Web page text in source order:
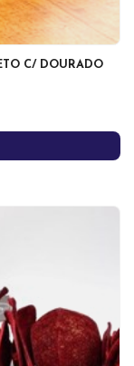
C/ DOURADO